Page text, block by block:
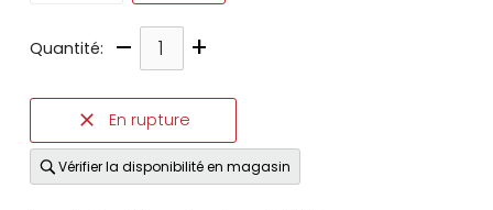
Quantité: – +
En rupture
Vérifier la disponibilité en magasin